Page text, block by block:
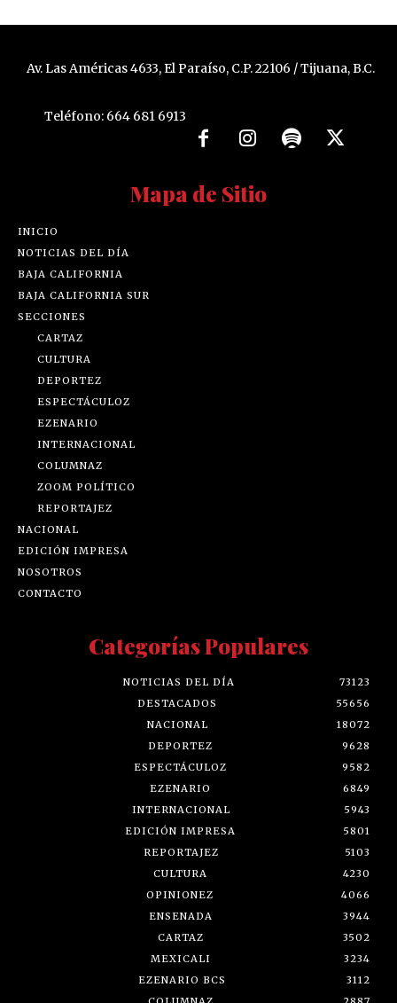
Av. Las Américas 4633, El Paraíso, C.P. 22106 / Tijuana, B.C.
Teléfono: 664 681 6913
Mapa de Sitio
INICIO
NOTICIAS DEL DÍA
BAJA CALIFORNIA
BAJA CALIFORNIA SUR
SECCIONES
CARTAZ
CULTURA
DEPORTEZ
ESPECTÁCULOZ
EZENARIO
INTERNACIONAL
COLUMNAZ
ZOOM POLÍTICO
REPORTAJEZ
NACIONAL
EDICIÓN IMPRESA
NOSOTROS
CONTACTO
Categorías Populares
NOTICIAS DEL DÍA
73123
DESTACADOS
55656
NACIONAL
18072
DEPORTEZ
9628
ESPECTÁCULOZ
9582
EZENARIO
6849
INTERNACIONAL
5943
EDICIÓN IMPRESA
5801
REPORTAJEZ
5103
CULTURA
4230
OPINIONEZ
4066
ENSENADA
3944
CARTAZ
3502
MEXICALI
3234
EZENARIO BCS
3112